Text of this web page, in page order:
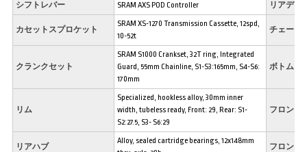
シフトレバー SRAM AXS POD Controller リアディ
カセットスプロケット
SRAM XS-1270 Transmission Cassette, 12spd,
10-52t
チェーン
クランクセット
SRAM S1000 Crankset, 32T ring, Integrated
Guard, 55mm Chainline, S1-S3:165mm, S4-S6:
170mm
ボトムブ
リム
Specialized, hookless alloy, 30mm inner
width, tubeless ready, Front: 29, Rear: S1-
S2:27.5, S3- S6:29
フロント
リアハブ
Alloy, sealed cartridge bearings, 12x148mm
フロント